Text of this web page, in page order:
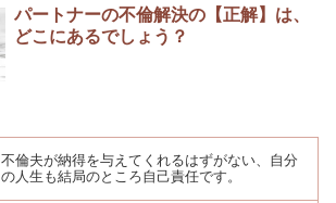
パートナーの不倫解決の【正解】は、
どこにあるでしょう？
不倫夫が納得を与えてくれるはずがない、自分
の人生も結局のところ自己責任です。